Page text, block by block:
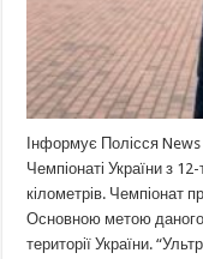
Інформує Полісся
Чемпіонаті України з
кілометрів. Чемпіонат
Основною метою даного
території України.